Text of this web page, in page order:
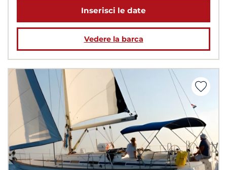
Inserisci le date
Vedere la barca